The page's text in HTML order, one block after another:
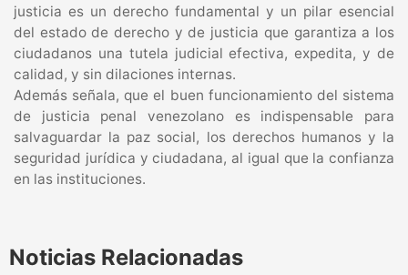
justicia es un derecho fundamental y un pilar esencial
del estado de derecho y de justicia que garantiza a los
ciudadanos una tutela judicial efectiva, expedita, y de
calidad, y sin dilaciones internas.
Además señala, que el buen funcionamiento del sistema
de justicia penal venezolano es indispensable para
salvaguardar la paz social, los derechos humanos y la
seguridad jurídica y ciudadana, al igual que la confianza
en las instituciones.
Noticias Relacionadas